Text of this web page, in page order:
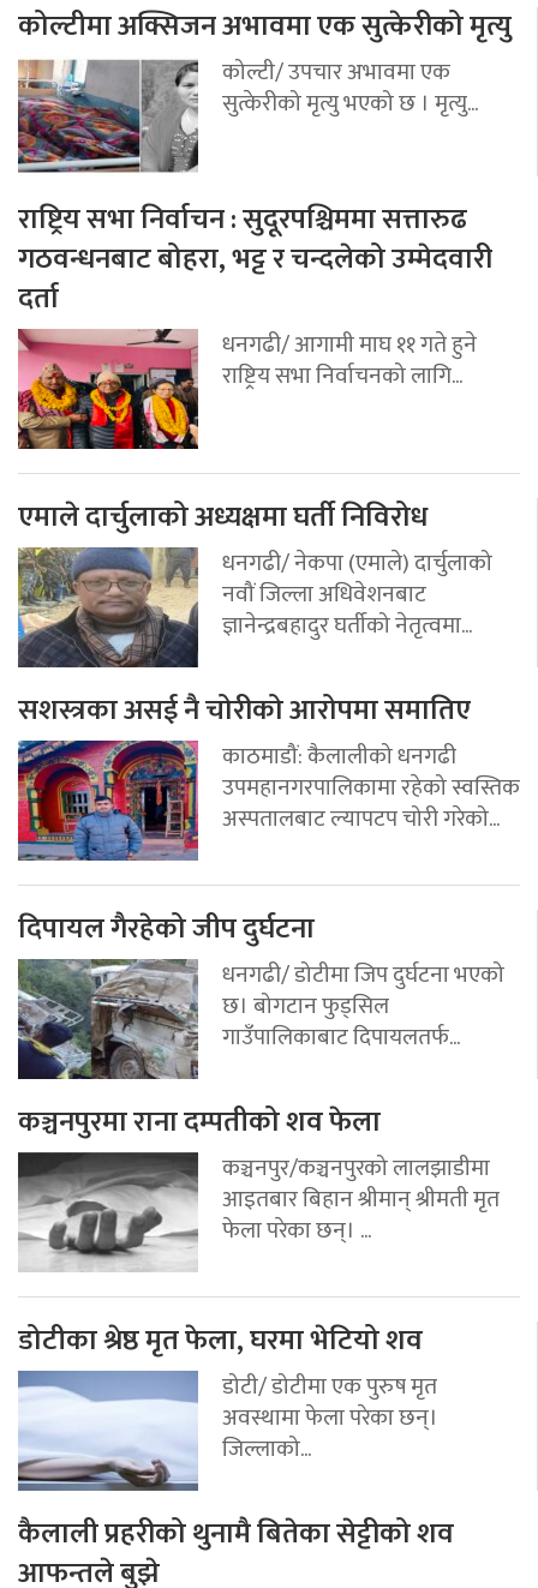
कोल्टीमा अक्सिजन अभावमा एक सुत्केरीको मृत्यु
कोल्टी/ उपचार अभावमा एक
सुत्केरीको मृत्यु भएको छ । मृत्यु...
राष्ट्रिय सभा निर्वाचन : सुदूरपश्चिममा सत्तारुढ
गठवन्धनबाट बोहरा, भट्ट र चन्दलेको उम्मेदवारी
दर्ता
धनगढी/ आगामी माघ ११ गते हुने
राष्ट्रिय सभा निर्वाचनको लागि...
एमाले दार्चुलाको अध्यक्षमा घर्ती निविरोध
धनगढी/ नेकपा (एमाले) दार्चुलाको
नवौं जिल्ला अधिवेशनबाट
ज्ञानेन्द्रबहादुर घर्तीको नेतृत्वमा...
सशस्त्रका असई नै चोरीको आरोपमा समातिए
काठमाडौं: कैलालीको धनगढी
उपमहानगरपालिकामा रहेको स्वस्तिक
अस्पतालबाट ल्यापटप चोरी गरेको...
दिपायल गैरहेको जीप दुर्घटना
धनगढी/ डोटीमा जिप दुर्घटना भएको
छ। बोगटान फुड्सिल
गाउँपालिकाबाट दिपायलतर्फ...
कञ्चनपुरमा राना दम्पतीको शव फेला
कञ्चनपुर/कञ्चनपुरको लालझाडीमा
आइतबार बिहान श्रीमान् श्रीमती मृत
फेला परेका छन्। ...
डोटीका श्रेष्ठ मृत फेला, घरमा भेटियो शव
डोटी/ डोटीमा एक पुरुष मृत
अवस्थामा फेला परेका छन्।
जिल्लाको...
कैलाली प्रहरीको थुनामै बितेका सेट्टीको शव
आफन्तले बुझे